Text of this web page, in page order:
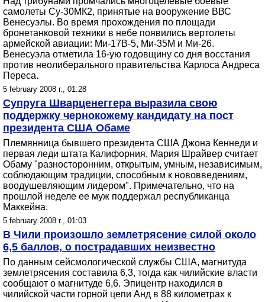
самолеты Су-30МК2, принятые на вооружение ВВС
Венесуэлы. Во время прохождения по площади
бронетанковой техники в небе появились вертолеты
армейской авиации: Ми-17В-5, Ми-35М и Ми-26.
Венесуэла отметила 16-ую годовщину со дня восстания
против неолиберального правительства Карлоса Андреса
Переса.
5 february 2008 г., 01:28
Супруга Шварценеггера выразила свою
поддержку чернокожему кандидату на пост
президента США Обаме
Племянница бывшего президента США Джона Кеннеди и
первая леди штата Калифорния, Мария Шрайвер считает
Обаму "разносторонним, открытым, умным, независимым,
соблюдающим традиции, способным к нововведениям,
воодушевляющим лидером". Примечательно, что на
прошлой неделе ее муж поддержал республиканца
Маккейна.
5 february 2008 г., 01:03
В Чили произошло землетрясение силой около
6,5 баллов, о пострадавших неизвестно
По данным сейсмологической службы США, магнитуда
землетрясения составила 6,3, тогда как чилийские власти
сообщают о магнитуде 6,6. Эпицентр находился в
чилийской части горной цепи Анд в 88 километрах к